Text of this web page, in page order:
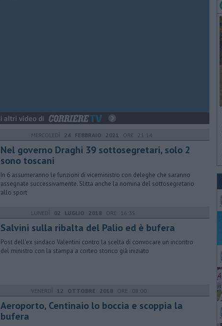
MERCOLEDÌ 24 FEBBRAIO 2021 ORE 21:14
Nel governo Draghi 39 sottosegretari, solo 2
sono toscani
In 6 assumeranno le funzioni di viceministro con deleghe che saranno
assegnate successivamente. Slitta anche la nomina del sottosegretario
allo sport
LUNEDÌ 02 LUGLIO 2018 ORE 16:35
Salvini sulla ribalta del Palio ed è bufera
Post dell'ex sindaco Valentini contro la scelta di convocare un incontro
del ministro con la stampa a corteo storico già iniziato
VENERDÌ 12 OTTOBRE 2018 ORE 08:00
Aeroporto, Centinaio lo boccia e scoppia la
bufera